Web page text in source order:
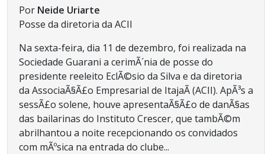
Por Neide Uriarte
Posse da diretoria da ACII
Na sexta-feira, dia 11 de dezembro, foi realizada na
Sociedade Guarani a cerimÃ´nia de posse do
presidente reeleito EclÃ©sio da Silva e da diretoria
da AssociaÃ§Ã£o Empresarial de ItajaÃ­ (ACII). ApÃ³s a
sessÃ£o solene, houve apresentaÃ§Ã£o de danÃ§as
das bailarinas do Instituto Crescer, que tambÃ©m
abrilhantou a noite recepcionando os convidados
com mÃºsica na entrada do clube...